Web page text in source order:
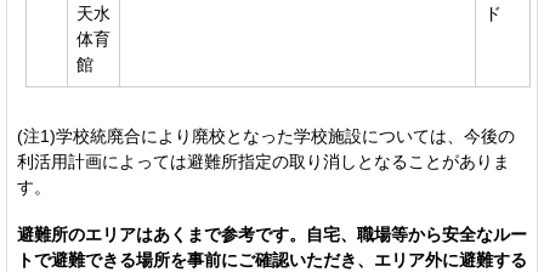
天水
体育
館
ド
(注1)学校統廃合により廃校となった学校施設については、今後の
利活用計画によっては避難所指定の取り消しとなることがありま
す。
避難所のエリアはあくまで参考です。自宅、職場等から安全なルー
トで避難できる場所を事前にご確認いただき、エリア外に避難する